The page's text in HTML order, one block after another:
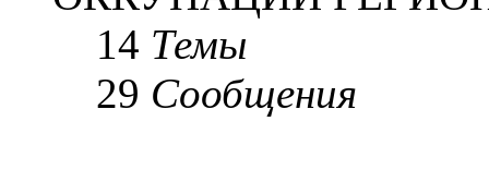
14 Темы
29 Сообщения